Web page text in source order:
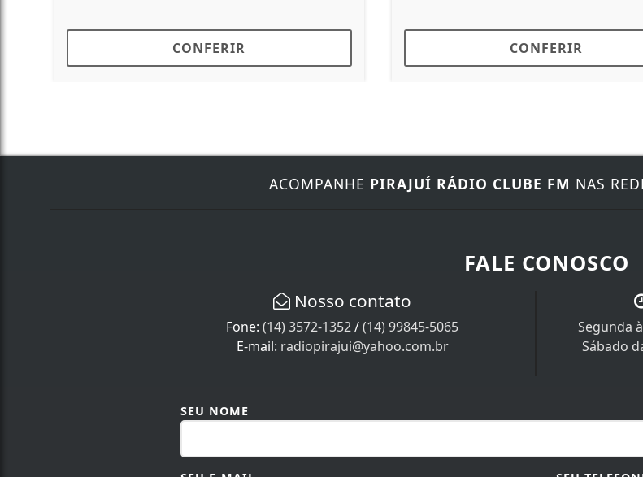
CONFERIR CONFERIR
ACOMPANHE PIRAJUÍ RÁDIO CLUBE FM NAS
FALE CONOSCO
Nosso contato
Fone:(14) 3572-1352/(14) 99845-5065
E-mail: radiopirajui@yahoo.com.br
Segunda
Sábado
SEU NOME